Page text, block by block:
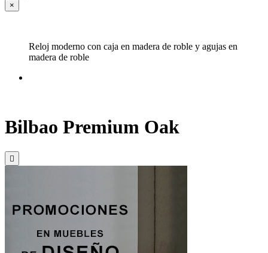
×
Reloj moderno con caja en madera de roble y agujas en
madera de roble
Bilbao Premium Oak
